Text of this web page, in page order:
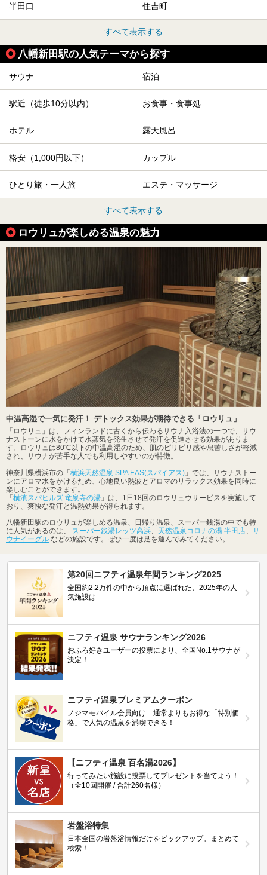
半田口 住吉町
すべて表示する
八幡新田駅の人気テーマから探す
サウナ 宿泊
駅近（徒歩10分以内） お食事・食事処
ホテル 露天風呂
格安（1,000円以下） カップル
ひとり旅・一人旅 エステ・マッサージ
すべて表示する
ロウリュが楽しめる温泉の魅力
中温高湿で一気に発汗！ デトックス効果が期待できる「ロウリュ」
「ロウリュ」は、フィンランドに古くから伝わるサウナ入浴法の一つで、サウ
ナストーンに水をかけて水蒸気を発生させて発汗を促進させる効果がありま
す。ロウリュは80℃以下の中温高湿のため、肌のピリピリ感や息苦しさが軽減
され、サウナが苦手な人でも利用しやすいのが特徴。
神奈川県横浜市の「 横浜天然温泉 SPA EAS(スパイアス) 」では、サウナストー
ンにアロマ水をかけるため、心地良い熱波とアロマのリラックス効果を同時に
楽しむことができます。
「 横濱スパヒルズ 竜泉寺の湯 」は、1日18回のロウリュウサービスを実施して
おり、爽快な発汗と温熱効果が得られます。
八幡新田駅のロウリュが楽しめる温泉、日帰り温泉、スーパー銭湯の中でも特
に人気があるのは、 スーパー銭湯レッツ高浜、 天然温泉コロナの湯 半田店、 サ
ウナイーグル などの施設です。ぜひ一度は足を運んでみてください。
第20回ニフティ温泉年間ランキング2025
全国約2.2万件の中から頂点に選ばれた、2025年の人
気施設は…
ニフティ温泉 サウナランキング2026
おふろ好きユーザーの投票により、全国No.1サウナが
決定！
ニフティ温泉プレミアムクーポン
ノジマモバイル会員向け 通常よりもお得な「特別価
格」で人気の温泉を満喫できる！
【ニフティ温泉 百名湯2026】
行ってみたい施設に投票してプレゼントを当てよう！
（全10回開催 / 合計260名様）
岩盤浴特集
日本全国の岩盤浴情報だけをピックアップ。まとめて
検索！